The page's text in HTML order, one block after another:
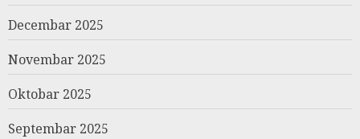
Decembar 2025
Novembar 2025
Oktobar 2025
Septembar 2025